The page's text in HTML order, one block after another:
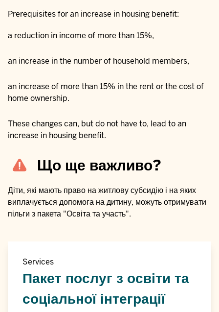
Prerequisites for an increase in housing benefit:
a reduction in income of more than 15%,
an increase in the number of household members,
an increase of more than 15% in the rent or the cost of
home ownership.
These changes can, but do not have to, lead to an
increase in housing benefit.
Що ще важливо?
Діти, які мають право на житлову субсидію і на яких
виплачується допомога на дитину, можуть отримувати
пільги з пакета "Освіта та участь".
Services
Пакет послуг з освіти та
соціальної інтеграції